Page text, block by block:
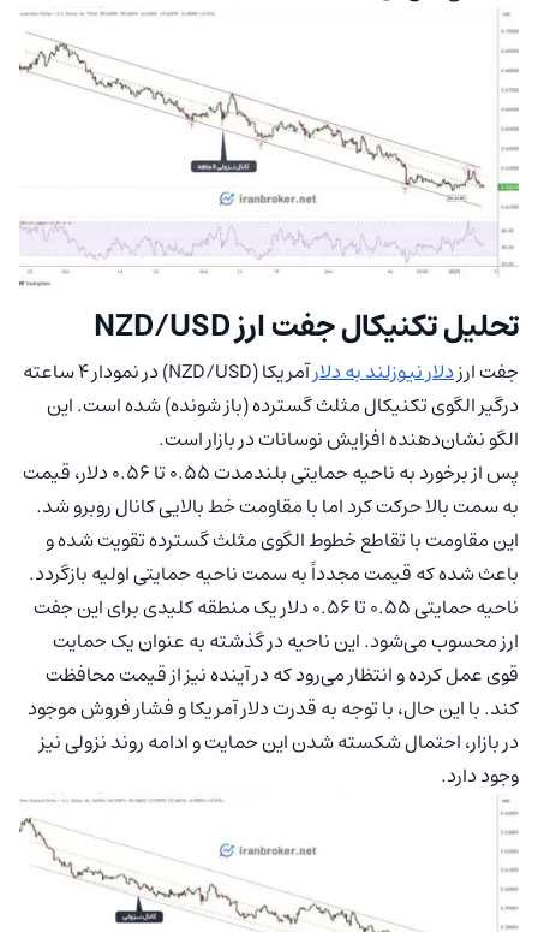
تحلیل تکنیکال جفت ارز NZD/USD
جفت ارزدلار نیوزلند به دلار
آمریکا (NZD/USD) در نمودار 4 ساعته
درگیر الگوی تکنیکال مثلث گسترده (باز شونده) شده است. این
الگو نشان‌دهنده افزایش نوسانات در بازار است.
پس از برخورد به ناحیه حمایتی بلندمدت 0.55 تا 0.56 دلار، قیمت
به سمت بالا حرکت کرد اما با مقاومت خط بالایی کانال روبرو شد.
این مقاومت با تقاطع خطوط الگوی مثلث گسترده تقویت شده و
باعث شده که قیمت مجدداً به سمت ناحیه حمایتی اولیه بازگردد.
ناحیه حمایتی 0.55 تا 0.56 دلار یک منطقه کلیدی برای این جفت
ارز محسوب می‌شود. این ناحیه در گذشته به عنوان یک حمایت
قوی عمل کرده و انتظار می‌رود که در آینده نیز از قیمت محافظت
کند. با این حال، با توجه به قدرت دلار آمریکا و فشار فروش موجود
در بازار، احتمال شکسته شدن این حمایت و ادامه روند نزولی نیز
وجود دارد.